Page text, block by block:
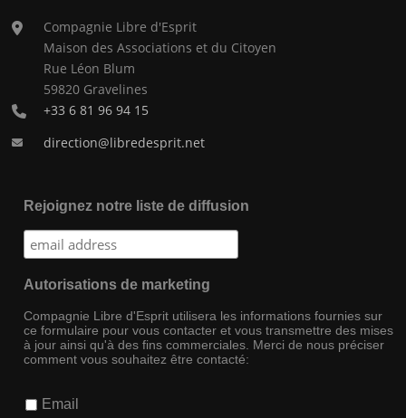
Compagnie Libre d'Esprit
Maison des Associations et du Citoyen
Rue Léon Blum
59820 Gravelines
+33 6 81 96 94 15
direction@libredesprit.net
Rejoignez notre liste de diffusion
Autorisations de marketing
Compagnie Libre d'Esprit utilisera les informations fournies sur
ce formulaire pour vous contacter et vous transmettre des mises
à jour ainsi qu'à des fins commerciales. Merci de nous préciser
comment vous souhaitez être contacté:
Email